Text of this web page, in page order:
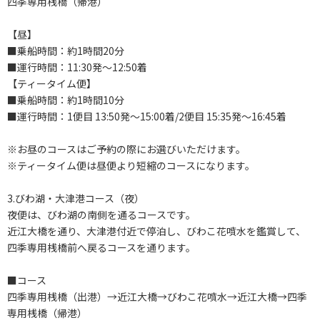
【昼】
■乗船時間：約1時間20分
■運行時間：11:30発～12:50着
【ティータイム便】
■乗船時間：約1時間10分
■運行時間：1便目 13:50発～15:00着/2便目 15:35発～16:45着
※お昼のコースはご予約の際にお選びいただけます。
※ティータイム便は昼便より短縮のコースになります。
3.びわ湖・大津港コース（夜）
夜便は、びわ湖の南側を通るコースです。
近江大橋を通り、大津港付近で停泊し、びわこ花噴水を鑑賞して、
四季専用桟橋前へ戻るコースを通ります。
■コース
四季専用桟橋（出港）→近江大橋→びわこ花噴水→近江大橋→四季
専用桟橋（帰港）